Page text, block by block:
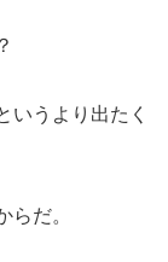
いうより出たく
らだ。